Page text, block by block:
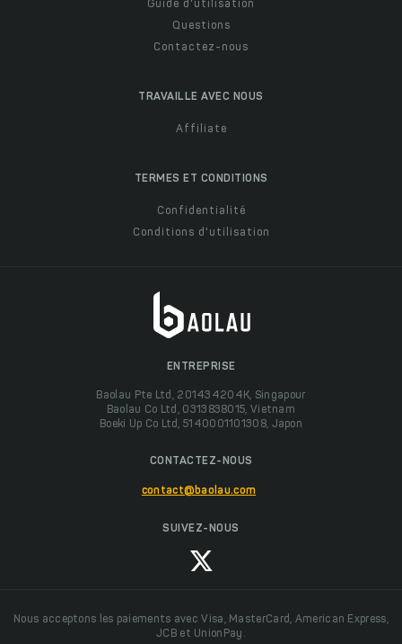
Guide d'utilisation
Questions
Contactez-nous
TRAVAILLE AVEC NOUS
Affiliate
TERMES ET CONDITIONS
Confidentialité
Conditions d'utilisation
ENTREPRISE
Baolau Pte Ltd, 201434204K, Singapour
Baolau Co Ltd, 0313838015, Vietnam
Boeki Up Co Ltd, 5140001101308, Japon
CONTACTEZ-NOUS
contact@baolau.com
SUIVEZ-NOUS
Nous acceptons les paiements avec Visa, MasterCard, American Express,
JCB et UnionPay.